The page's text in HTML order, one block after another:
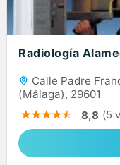
Radiología
Calle Padre
(Málaga), 29601
8,8 (5